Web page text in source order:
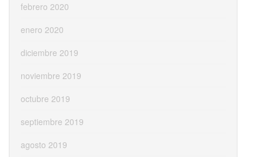
febrero 2020
enero 2020
diciembre 2019
noviembre 2019
octubre 2019
septiembre 2019
agosto 2019